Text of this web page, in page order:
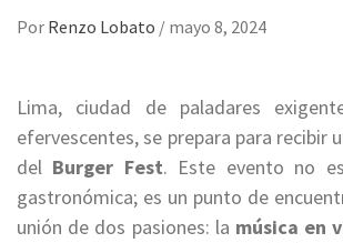
Por Renzo Lobato / mayo 8, 2024
Lima, ciudad de paladares
efervescentes, se prepara para recibir
del Burger Fest. Este evento no
gastronómica; es un punto de
unión de dos pasiones: la música en